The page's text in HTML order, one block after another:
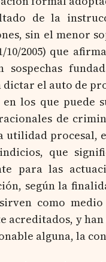
de la
sin el menor
10/2005) que
sospechas
el auto de
los que puede
de
utilidad procesal,
que
para las
según la
como
acreditados, y
alguna, la